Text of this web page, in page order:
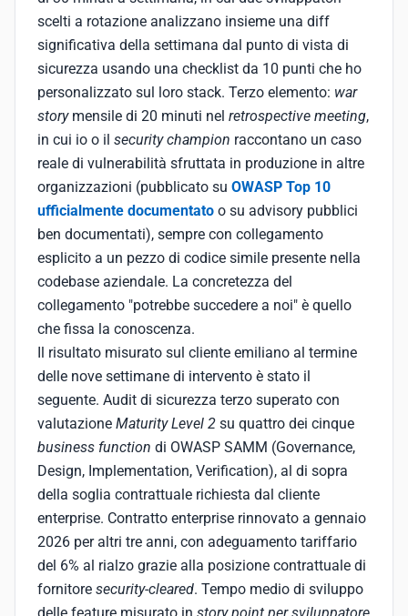
scelti a rotazione analizzano insieme una diff
significativa della settimana dal punto di vista di
sicurezza usando una checklist da 10 punti che ho
personalizzato sul loro stack. Terzo elemento: war
storymensile di 20 minuti nel retrospective meeting,
in cui io o il security champion raccontano un caso
reale di vulnerabilità sfruttata in produzione in altre
organizzazioni (pubblicato su OWASP Top 10
ufficialmente documentato o su advisory pubblici
ben documentati), sempre con collegamento
esplicito a un pezzo di codice simile presente nella
codebase aziendale. La concretezza del
collegamento "potrebbe succedere a noi" è quello
che fissa la conoscenza.
Il risultato misurato sul cliente emiliano al termine
delle nove settimane di intervento è stato il
seguente. Audit di sicurezza terzo superato con
valutazione Maturity Level 2 su quattro dei cinque
business function di OWASP SAMM (Governance,
Design, Implementation, Verification), al di sopra
della soglia contrattuale richiesta dal cliente
enterprise. Contratto enterprise rinnovato a gennaio
2026 per altri tre anni, con adeguamento tariffario
del 6% al rialzo grazie alla posizione contrattuale di
fornitore security-cleared. Tempo medio di sviluppo